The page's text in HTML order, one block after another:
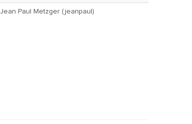
July 20, 2004 pelo usuário Jean Paul Metzger (jeanpaul)